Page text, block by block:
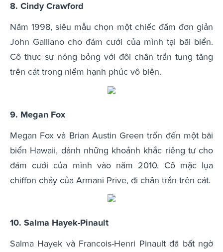
8. Cindy Crawford
Năm 1998, siêu mẫu chọn một chiếc đầm đơn giản
John Galliano cho đám cưới của mình tại bãi biển.
Cô thực sự nóng bỏng với đôi chân trần tung tăng
trên cát trong niềm hạnh phúc vô biên.
9. Megan Fox
Megan Fox và Brian Austin Green trốn đến một bãi
biển Hawaii, dành những khoảnh khắc riêng tư cho
đám cưới của mình vào năm 2010. Cô mặc lụa
chiffon chảy của Armani Prive, đi chân trần trên cát.
10. Salma Hayek-Pinault
Salma Hayek và Francois-Henri Pinault đã bất ngờ